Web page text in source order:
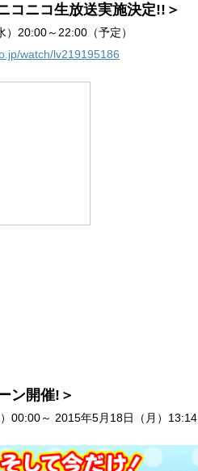
コニコ生放送実施決定!!＞
）20:00～22:00（予定）
watch/lv219195186
ン開催!＞
00:00～ 2015年5月18日（月）13:14